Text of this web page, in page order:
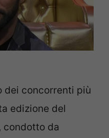
dei concorrenti più
edizione del
, condotto da